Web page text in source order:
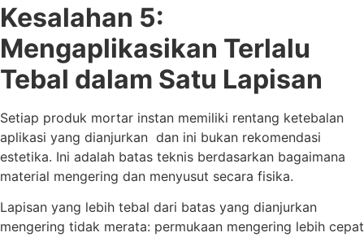
Kesalahan 5:
Mengaplikasikan Terlalu
Tebal dalam Satu Lapisan
Setiap produk mortar instan memiliki rentang ketebalan
aplikasi yang dianjurkan dan ini bukan rekomendasi
estetika. Ini adalah batas teknis berdasarkan bagaimana
material mengering dan menyusut secara fisika.
Lapisan yang lebih tebal dari batas yang dianjurkan
mengering tidak merata: permukaan mengering lebih cepat